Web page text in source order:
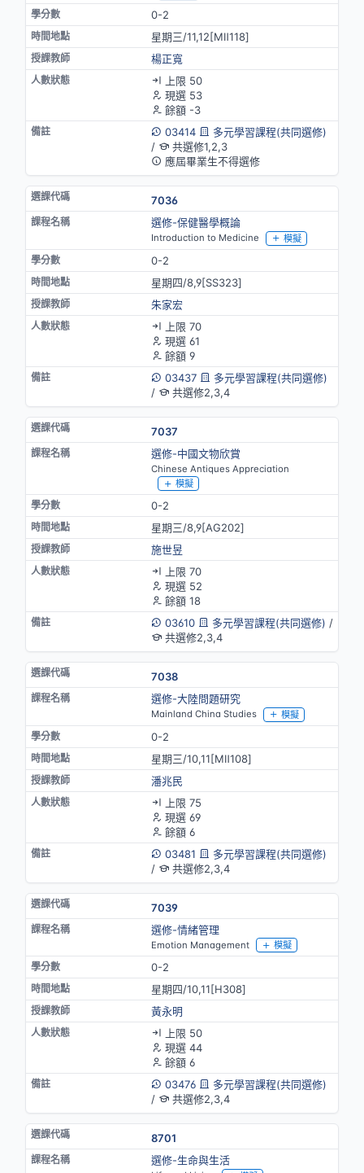
0-2
星期三/11,12[MⅡ118]
楊正寬
上限 50
現選 53
餘額 -3
03414
多元學習課程(共同選修)
/
共選修1,2,3
應屆畢業生不得選修
7036
選修-保健醫學概論
Introduction to Medicine 模擬
0-2
星期四/8,9[SS323]
朱家宏
上限 70
現選 61
餘額 9
03437
多元學習課程(共同選修)
/
共選修2,3,4
7037
選修-中國文物欣賞
Chinese Antiques Appreciation
模擬
0-2
星期三/8,9[AG202]
施世昱
上限 70
現選 52
餘額 18
03610
多元學習課程(共同選修) /
共選修2,3,4
7038
選修-大陸問題研究
Mainland China Studies 模擬
0-2
星期三/10,11[MⅡ108]
潘兆民
上限 75
現選 69
餘額 6
03481
多元學習課程(共同選修)
/
共選修2,3,4
7039
選修-情緒管理
Emotion Management 模擬
0-2
星期四/10,11[H308]
黃永明
上限 50
現選 44
餘額 6
03476
多元學習課程(共同選修)
/
共選修2,3,4
8701
選修-生命與生活